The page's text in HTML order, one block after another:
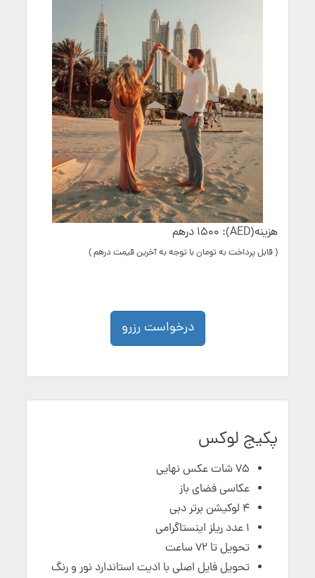
هزینه(AED): 1500 درهم
( قابل پرداخت به تومان با توجه به آخرین قیمت درهم )
درخواست رزرو
پکیج لوکس
75 شات عکس نهایی
عکاسی فضای باز
۴ لوکیشن برتر دبی
۱ عدد ریلز اینستاگرامی
تحویل تا ۷۲ ساعت
تحویل فایل اصلی با ادیت استاندارد نور و رنگ